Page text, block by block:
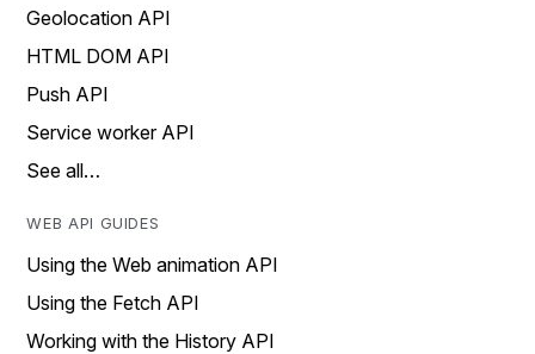
Geolocation API
HTML DOM API
Push API
Service worker API
See all…
WEB API GUIDES
Using the Web animation API
Using the Fetch API
Working with the History API